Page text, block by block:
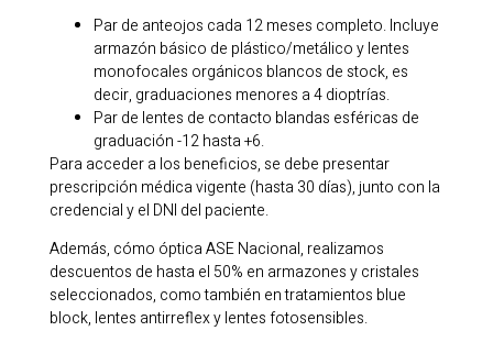
Par de anteojos cada 12 meses completo. Incluye
armazón básico de plástico/metálico y lentes
monofocales orgánicos blancos de stock, es
decir, graduaciones menores a 4 dioptrías.
Par de lentes de contacto blandas esféricas de
graduación -12 hasta +6.
Para acceder a los beneficios, se debe presentar
prescripción médica vigente (hasta 30 días), junto con la
credencial y el DNI del paciente.
Además, cómo óptica ASE Nacional, realizamos
descuentos de hasta el 50% en armazones y cristales
seleccionados, como también en tratamientos blue
block, lentes antirreflex y lentes fotosensibles.